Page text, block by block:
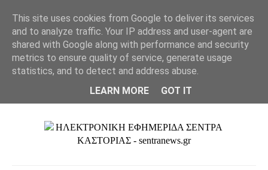
MENU
This site uses cookies from Google to deliver its services
and to analyze traffic. Your IP address and user-agent are
shared with Google along with performance and security
metrics to ensure quality of service, generate usage
statistics, and to detect and address abuse.
LEARN MORE
GOT IT